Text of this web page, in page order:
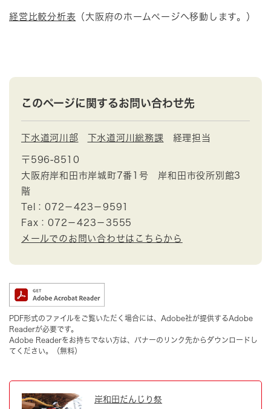
経営比較分析表 （大阪府のホームページへ移動します。）
このページに関するお問い合わせ先
下水道河川部 下水道河川総務課 経理担当
〒596-8510
大阪府岸和田市岸城町7番1号 岸和田市役所別館3
階
Tel：072－423－9591
Fax：072－423－3555
メールでのお問い合わせはこちらから
PDF形式のファイルをご覧いただく場合には、Adobe社が提供するAdobe
Readerが必要です。
Adobe Readerをお持ちでない方は、バナーのリンク先からダウンロードし
てください。（無料）
岸和田だんじり祭